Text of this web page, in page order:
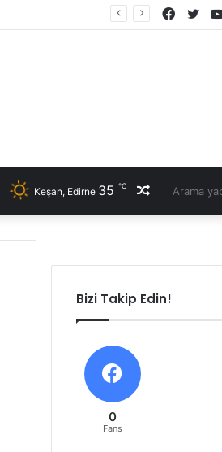
Rastgele
Keşan, Edirne 35 ℃
Bizi Takip Edin!
0
Fans